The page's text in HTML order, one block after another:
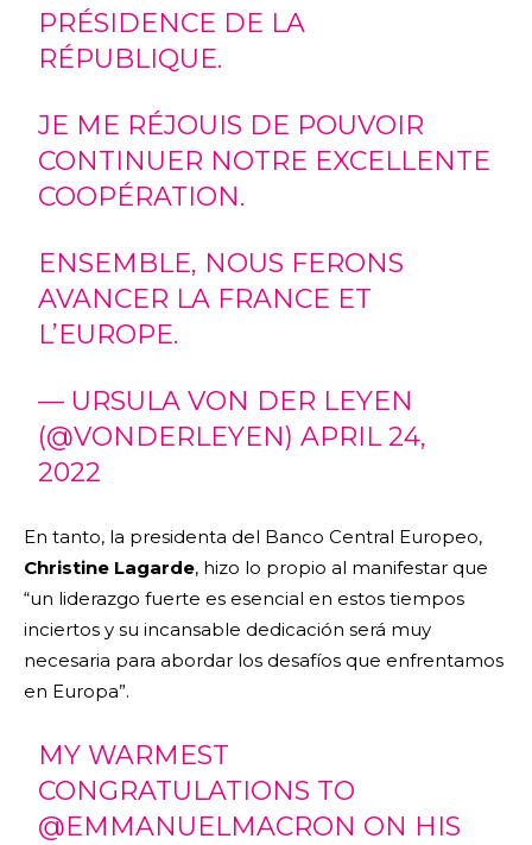
PRÉSIDENCE DE LA
RÉPUBLIQUE.
JE ME RÉJOUIS DE POUVOIR
CONTINUER NOTRE EXCELLENTE
COOPÉRATION.
ENSEMBLE, NOUS FERONS
AVANCER LA FRANCE ET
L’EUROPE.
— URSULA VON DER LEYEN
(@VONDERLEYEN)APRIL 24,
2022
En tanto, la presidenta del Banco Central Europeo,
Christine Lagarde, hizo lo propio al manifestar que
“un liderazgo fuerte es esencial en estos tiempos
inciertos y su incansable dedicación será muy
necesaria para abordar los desafíos que enfrentamos
en Europa”.
MY WARMEST
CONGRATULATIONS TO
@EMMANUELMACRON ON HIS